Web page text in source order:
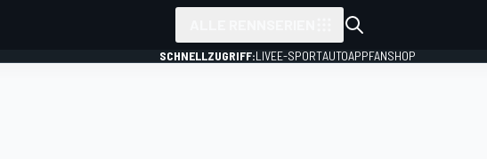
SCHNELLZUGRIFF:LIVEE-SPORTAUTOAPPFANSHOP